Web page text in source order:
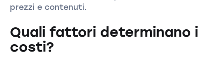
prezzi e contenuti.
Quali fattori determinano i
costi?